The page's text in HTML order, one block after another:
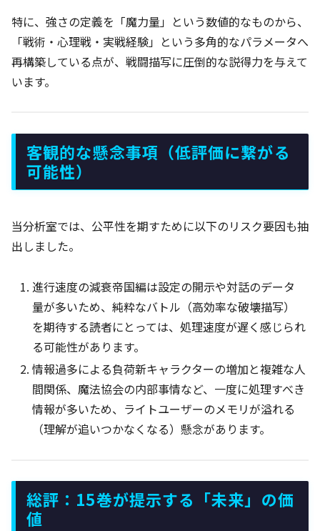
特に、強さの定義を「魔力量」という数値的なものから、
「戦術・心理戦・実戦経験」という多角的なパラメータへ
再構築している点が、戦闘描写に圧倒的な説得力を与えて
います。
客観的な懸念事項（低評価に繋がる
可能性）
当分析室では、公平性を期すために以下のリスク要因も抽
出しました。
進行速度の減衰帝国編は設定の開示や対話のデータ
量が多いため、純粋なバトル（高効率な破壊描写）
を期待する読者にとっては、処理速度が遅く感じられ
る可能性があります。
情報過多による負荷新キャラクターの増加と複雑な人
間関係、魔法協会の内部事情など、一度に処理すべき
情報が多いため、ライトユーザーのメモリが溢れる
（理解が追いつかなくなる）懸念があります。
総評：15巻が提示する「未来」の価
値